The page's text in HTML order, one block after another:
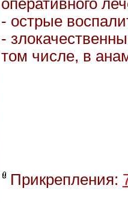
оперативного
- острые
-
том числе, в
Прикрепления: